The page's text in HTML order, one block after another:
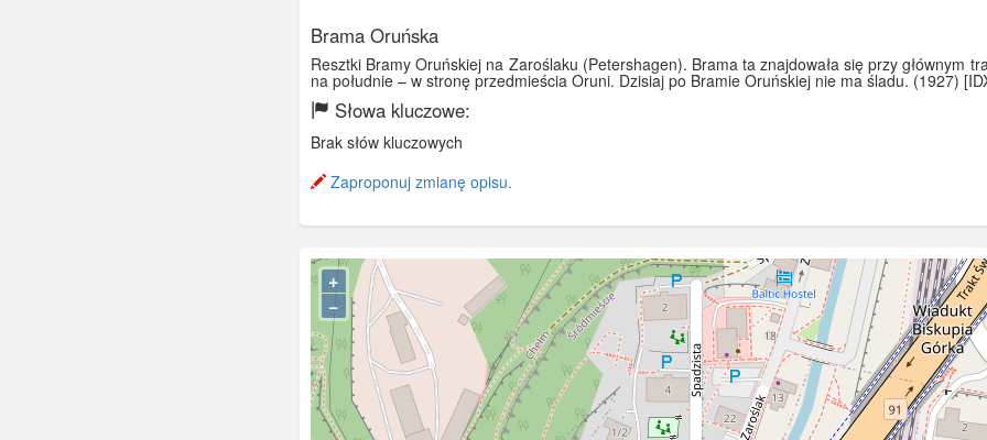
Brama Oruńska
Resztki Bramy Oruńskiej na Zaroślaku (Petershagen). Brama ta znajdowała się przy głównym
na południe – w stronę przedmieścia Oruni. Dzisiaj po Bramie Oruńskiej nie ma śladu. (1927)
Słowa kluczowe:
Brak słów kluczowych
Zaproponuj zmianę opisu.
+
−